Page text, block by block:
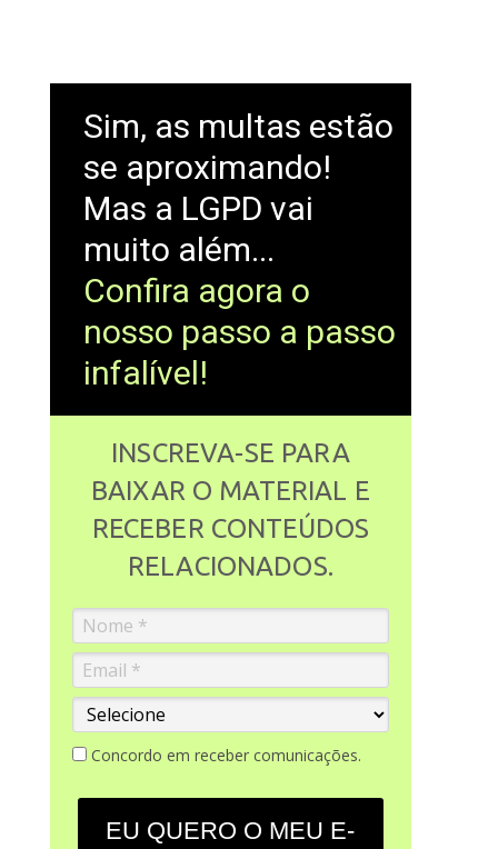
Sim, as multas estão
se aproximando!
Mas a LGPD vai
muito além...
Confira agora o
nosso passo a passo
infalível!
INSCREVA-SE PARA
BAIXAR O MATERIAL E
RECEBER CONTEÚDOS
RELACIONADOS.
Concordo em receber comunicações.
EU QUERO O MEU E-